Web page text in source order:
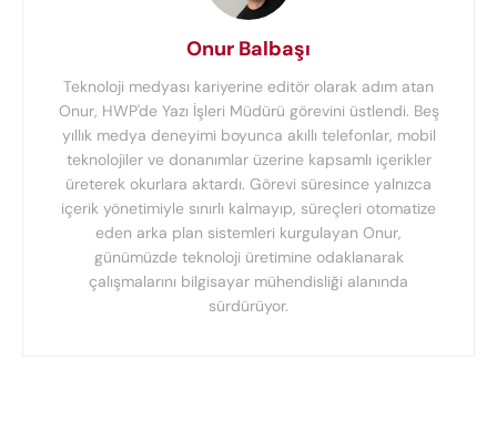
Onur Balbaşı
Teknoloji medyası kariyerine editör olarak adım atan
Onur, HWP'de Yazı İşleri Müdürü görevini üstlendi. Beş
yıllık medya deneyimi boyunca akıllı telefonlar, mobil
teknolojiler ve donanımlar üzerine kapsamlı içerikler
üreterek okurlara aktardı. Görevi süresince yalnızca
içerik yönetimiyle sınırlı kalmayıp, süreçleri otomatize
eden arka plan sistemleri kurgulayan Onur,
günümüzde teknoloji üretimine odaklanarak
çalışmalarını bilgisayar mühendisliği alanında
sürdürüyor.